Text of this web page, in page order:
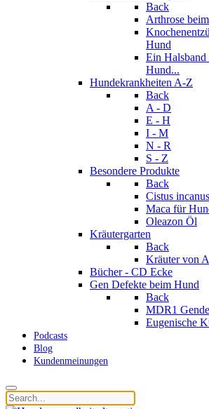
Back
Arthrose
Hund
Ein Halsband
Hund...
Hundekrankheiten A-Z
Back
A - D
E - H
I - M
N - R
S - Z
Besondere Produkte
Back
Cistus
Maca für
Oleazon Öl
Kräutergarten
Back
Kräuter von
Bücher - CD Ecke
Gen Defekte beim Hund
Back
MDR1
Eugenische
Podcasts
Blog
Kundenmeinungen